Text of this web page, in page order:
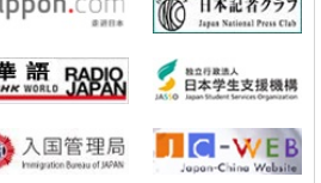
晶格鐘，構建網路將其打造為次世代社會
——力爭藉助AI拓展社會公眾創造力，依
工具，使脂質探針的高效開發成為可能